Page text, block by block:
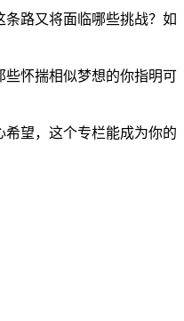
路又将面临哪些挑战？如
怀揣相似梦想的你指明可
望，这个专栏能成为你的